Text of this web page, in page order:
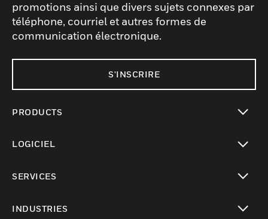
promotions ainsi que divers sujets connexes par
téléphone, courriel et autres formes de
communication électronique.
S'INSCRIRE
PRODUCTS
LOGICIEL
SERVICES
INDUSTRIES